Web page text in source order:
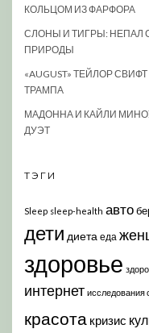
КОЛЬЦОМ ИЗ ФАРФОРА
СЛОНЫ И ТИГРЫ: НЕПАЛ
ПРИРОДЫ
«AUGUST» ТЕЙЛОР
ТРАМПА
МАДОННА И КАЙЛИ
ДУЭТ
ТЭГИ
Sleep sleep-health авто
дети диета еда
здоровье
интернет исследования
красота кризис